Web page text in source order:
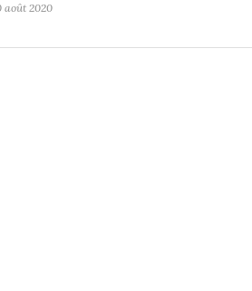
août 2020